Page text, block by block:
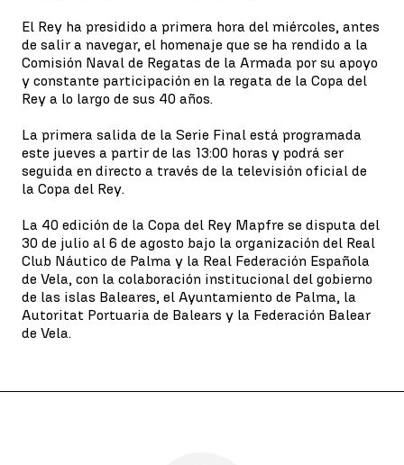
El Rey ha presidido a primera hora del miércoles, antes
de salir a navegar, el homenaje que se ha rendido a la
Comisión Naval de Regatas de la Armada por su apoyo
y constante participación en la regata de la Copa del
Rey a lo largo de sus 40 años.
La primera salida de la Serie Final está programada
este jueves a partir de las 13:00 horas y podrá ser
seguida en directo a través de la televisión oficial de
la Copa del Rey.
La 40 edición de la Copa del Rey Mapfre se disputa del
30 de julio al 6 de agosto bajo la organización del Real
Club Náutico de Palma y la Real Federación Española
de Vela, con la colaboración institucional del gobierno
de las islas Baleares, el Ayuntamiento de Palma, la
Autoritat Portuaria de Balears y la Federación Balear
de Vela.